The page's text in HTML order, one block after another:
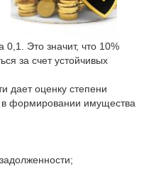
Это значит, что 10%
за счет устойчивых
дает оценку степени
в формировании имущества